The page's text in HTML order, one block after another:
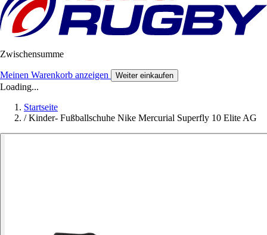
Zwischensumme
Meinen Warenkorb anzeigen Weiter einkaufen
Loading...
Startseite
/ Kinder- Fußballschuhe Nike Mercurial Superfly 10 Elite AG